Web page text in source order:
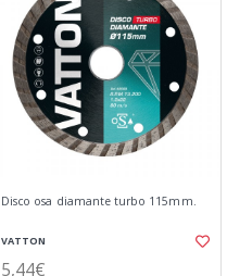
Disco osa diamante turbo 115mm.
VATTON
5,44€